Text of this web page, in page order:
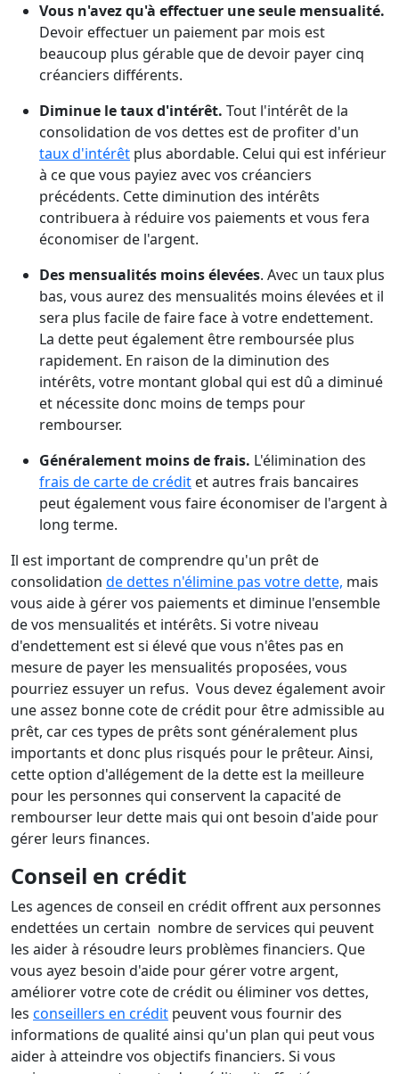
Vous n'avez qu'à effectuer une seule mensualité.
Devoir effectuer un paiement par mois est
beaucoup plus gérable que de devoir payer cinq
créanciers différents.
Diminue le taux d'intérêt. Tout l'intérêt de la
consolidation de vos dettes est de profiter d'un
taux d'intérêt plus abordable. Celui qui est inférieur
à ce que vous payiez avec vos créanciers
précédents. Cette diminution des intérêts
contribuera à réduire vos paiements et vous fera
économiser de l'argent.
Des mensualités moins élevées. Avec un taux plus
bas, vous aurez des mensualités moins élevées et il
sera plus facile de faire face à votre endettement.
La dette peut également être remboursée plus
rapidement. En raison de la diminution des
intérêts, votre montant global qui est dû a diminué
et nécessite donc moins de temps pour
rembourser.
Généralement moins de frais. L'élimination des
frais de carte de crédit et autres frais bancaires
peut également vous faire économiser de l'argent à
long terme.
Il est important de comprendre qu'un prêt de
consolidation de dettes n'élimine pas votre dette, mais
vous aide à gérer vos paiements et diminue l'ensemble
de vos mensualités et intérêts. Si votre niveau
d'endettement est si élevé que vous n'êtes pas en
mesure de payer les mensualités proposées, vous
pourriez essuyer un refus. Vous devez également avoir
une assez bonne cote de crédit pour être admissible au
prêt, car ces types de prêts sont généralement plus
importants et donc plus risqués pour le prêteur. Ainsi,
cette option d'allégement de la dette est la meilleure
pour les personnes qui conservent la capacité de
rembourser leur dette mais qui ont besoin d'aide pour
gérer leurs finances.
Conseil en crédit
Les agences de conseil en crédit offrent aux personnes
endettées un certain nombre de services qui peuvent
les aider à résoudre leurs problèmes financiers. Que
vous ayez besoin d'aide pour gérer votre argent,
améliorer votre cote de crédit ou éliminer vos dettes,
les conseillers en crédit peuvent vous fournir des
informations de qualité ainsi qu'un plan qui peut vous
aider à atteindre vos objectifs financiers. Si vous